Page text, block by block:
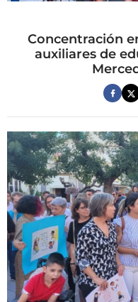
Concentración
auxiliares de